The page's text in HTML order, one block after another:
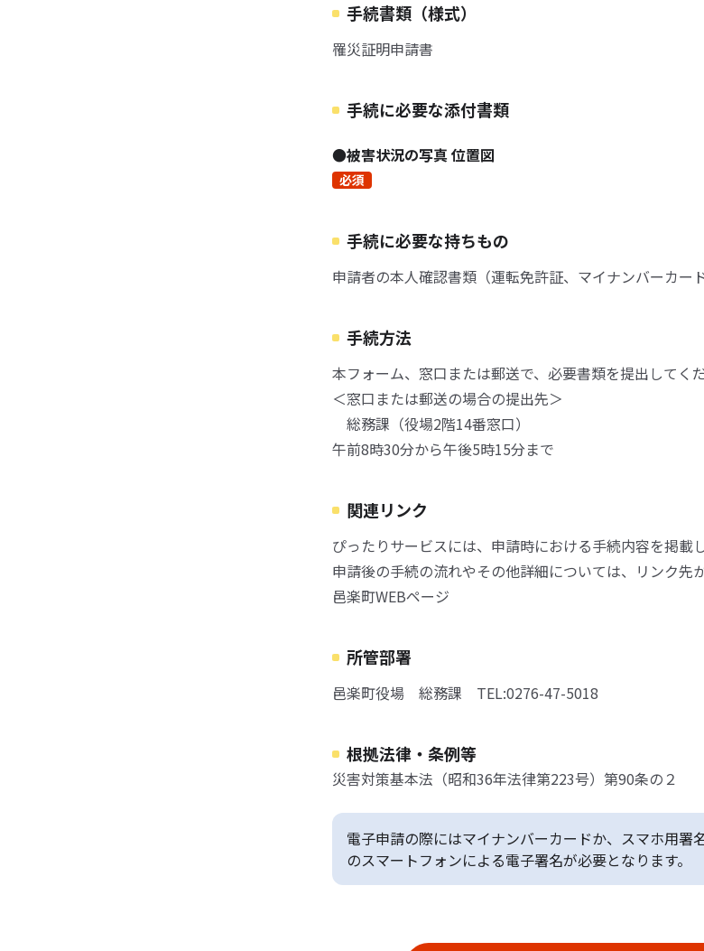
手続書類（様式）
罹災証明申請書
手続に必要な添付書類
●被害状況の写真 位置図
必須
手続に必要な持ちもの
申請者の本人確認書類（運転免許証、マイナンバーカー
手続方法
本フォーム、窓口または郵送で、必要書類を提出してくだ
＜窓口または郵送の場合の提出先＞
総務課（役場2階14番窓口）
午前8時30分から午後5時15分まで
関連リンク
ぴったりサービスには、申請時における手続内容を掲載し
申請後の手続の流れやその他詳細については、リンク先
邑楽町WEBページ
所管部署
邑楽町役場 総務課 TEL:0276-47-5018
根拠法律・条例等
災害対策基本法（昭和36年法律第223号）第90条の２
電子申請の際にはマイナンバーカードか、スマホ用署
のスマートフォンによる電子署名が必要となります。